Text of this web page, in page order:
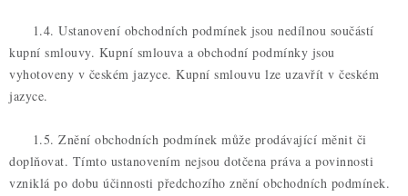
1.4. Ustanovení obchodních podmínek jsou nedílnou součástí
kupní smlouvy. Kupní smlouva a obchodní podmínky jsou
vyhotoveny v českém jazyce. Kupní smlouvu lze uzavřít v českém
jazyce.
1.5. Znění obchodních podmínek může prodávající měnit či
doplňovat. Tímto ustanovením nejsou dotčena práva a povinnosti
vzniklá po dobu účinnosti předchozího znění obchodních podmínek.